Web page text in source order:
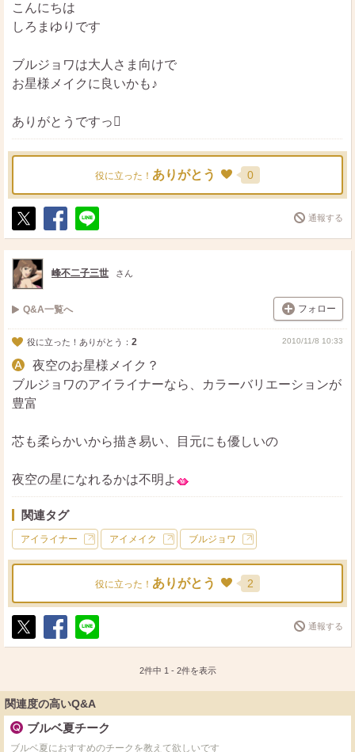
こんにちは
しろまゆりです
ブルジョワは大人さま向けで
お星様メイクに良いかも♪
ありがとうですっ
役に立った！ ありがとう 0
ポ
ス
ト
シ
ェ
送
る
通報する
峰不二子三世 さん
Q&A一覧へ フォロー
役に立った！ありがとう： 2 2010/11/8 10:33
夜空のお星様メイク？
ブルジョワのアイライナーなら、カラーバリエーションが
豊富
芯も柔らかいから描き易い、目元にも優しいの
夜空の星になれるかは不明よ
関連タグ
アイライナー アイメイク ブルジョワ
役に立った！ ありがとう 2
ポ
シ
送
通報する
2件中 1 - 2件を表示
関連度の高いQ&A
ブルベ夏チーク
ブルベ夏におすすめのチークを教えて欲しいです